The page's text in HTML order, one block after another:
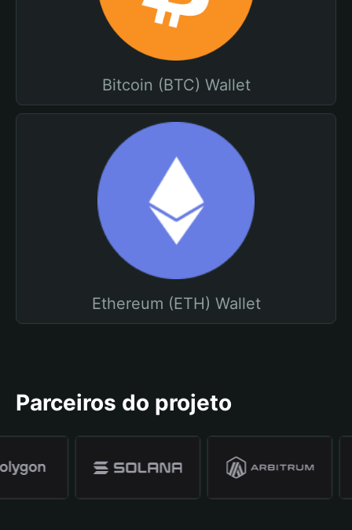
Bitcoin (BTC) Wallet
Ethereum (ETH) Wallet
Parceiros do projeto